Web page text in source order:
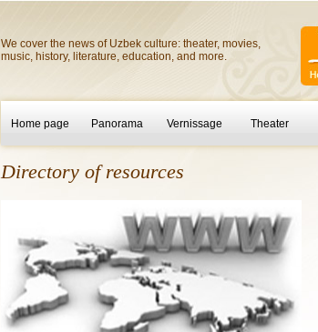
We cover the news of Uzbek culture: theater, movies,
music, history, literature, education, and more.
Home page Panorama Vernissage Theater
Directory of resources